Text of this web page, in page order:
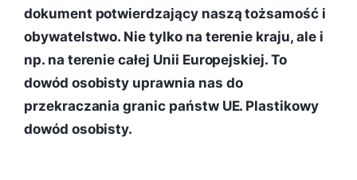
dokument potwierdzający naszą tożsamość i
obywatelstwo. Nie tylko na terenie kraju, ale i
np. na terenie całej Unii Europejskiej. To
dowód osobisty uprawnia nas do
przekraczania granic państw UE. Plastikowy
dowód osobisty.